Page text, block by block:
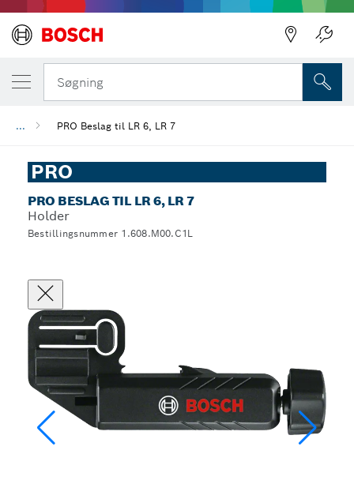
Søgning
... PRO Beslag til LR 6, LR 7
PRO
PRO BESLAG TIL LR 6, LR 7
Holder
Bestillingsnummer 1.608.M00.C1L